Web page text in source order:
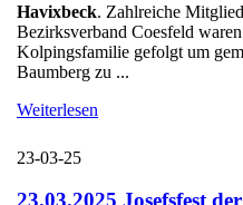
Havixbeck. Zahlreiche
Bezirksverband Coesfeld
Kolpingsfamilie gefolgt um
Baumberg zu ...
Weiterlesen
23-03-25